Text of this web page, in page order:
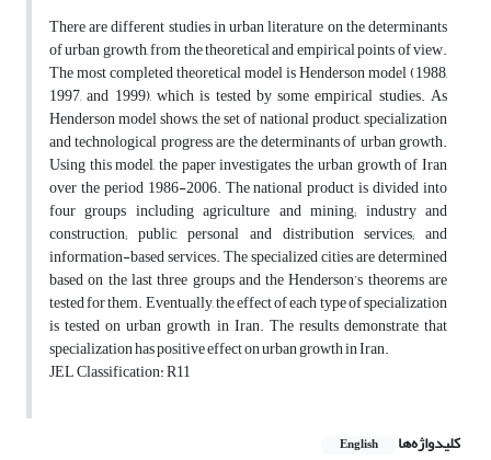
There are different studies in urban literature on the determinants
of urban growth, from the theoretical and empirical points of view.
The most completed theoretical model is Henderson model (1988,
1997, and 1999), which is tested by some empirical studies. As
Henderson model shows, the set of national product, specialization
and technological progress are the determinants of urban growth.
Using this model, the paper investigates the urban growth of Iran
over the period 1986-2006. The national product is divided into
four groups including agriculture and mining; industry and
construction; public, personal and distribution services; and
information-based services. The specialized cities are determined
based on the last three groups and the Henderson’s theorems are
tested for them. Eventually, the effect of each type of specialization
is tested on urban growth in Iran. The results demonstrate that
specialization has positive effect on urban growth in Iran.
JEL Classification: R11
کلیدواژه‌ها English